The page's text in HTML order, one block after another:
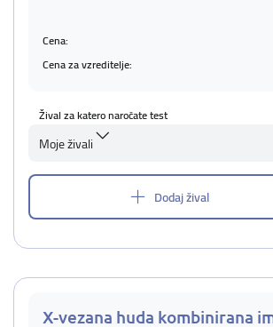
Cena:
Cena za vzreditelje:
Žival za katero naročate test
Moje živali
Dodaj žival
X-vezana huda kombinirana